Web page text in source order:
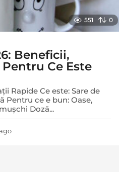
551 0
Beneficii,
Ce Este
Rapide Ce este: Sare de
Pentru ce e bun: Oase,
Doză...